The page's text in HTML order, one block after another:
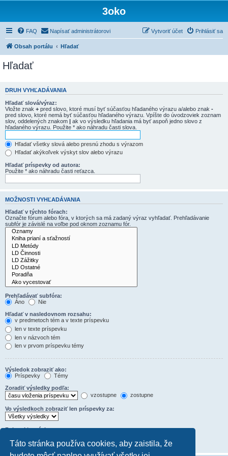
Táto stránka používa cookies, aby zaistila, že
3oko
FAQ Napísať administrátorovi Prihlásiť sa
Vytvoriť účet
Obsah portálu Hľadať
Hľadať
DRUH VYHĽADÁVANIA
Hľadať slová/výraz:
Vložte znak + pred slovo, ktoré musí byť súčasťou hľadaného výrazu a/alebo znak -
pred slovo, ktoré nemá byť súčasťou hľadaného výrazu. Vpíšte do úvodzoviek zoznam
slov, oddelených znakom | ak vo výsledku hľadania má byť aspoň jedno slovo z
hľadaného výrazu. Použite * ako náhradu časti slova.
Hľadať všetky slová alebo presnú zhodu s výrazom
Hľadať akýkoľvek výskyt slov alebo výrazu
Hľadať príspevky od autora:
Použite * ako náhradu časti reťazca.
MOŽNOSTI VYHĽADÁVANIA
Hľadať v týchto fórach:
Označte fórum alebo fóra, v ktorých sa má zadaný výraz vyhľadať. Prehľadávanie
subfór je závislé na voľbe pod oknom zoznamu fór.
Prehľadávať subfóra:
Áno
Nie
Hľadať v nasledovnom rozsahu:
v predmetoch tém a v texte príspevku
len v texte príspevku
len v názvoch tém
len v prvom príspevku témy
Výsledok zobraziť ako:
Príspevky
Témy
Zoradiť výsledky podľa:
vzostupne
zostupne
Vo výsledkoch zobraziť len príspevky za:
Zobraziť prvých:
znakov príspevku